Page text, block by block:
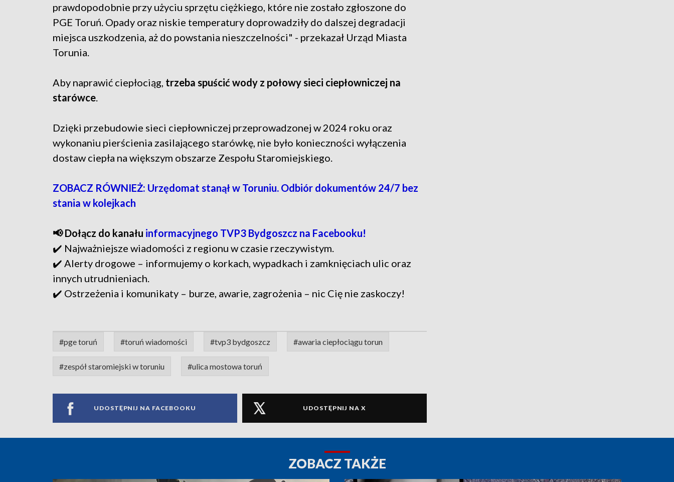
prawdopodobnie przy użyciu sprzętu ciężkiego, które nie zostało zgłoszone do
PGE Toruń. Opady oraz niskie temperatury doprowadziły do dalszej degradacji
miejsca uszkodzenia, aż do powstania nieszczelności" - przekazał Urząd Miasta
Torunia.
Aby naprawić ciepłociąg, trzeba spuścić wody z połowy sieci ciepłowniczej na
starówce
Dzięki przebudowie sieci ciepłowniczej przeprowadzonej w 2024 roku oraz
wykonaniu pierścienia zasilającego starówkę, nie było konieczności wyłączenia
dostaw ciepła na większym obszarze Zespołu Staromiejskiego.
ZOBACZ RÓWNIEŻ: Urzędomat stanął w Toruniu. Odbiór dokumentów 24/7 bez
stania w kolejkach
📢 Dołącz do kanału informacyjnego TVP3 Bydgoszcz na Facebooku!
✔️ Najważniejsze wiadomości z regionu w czasie rzeczywistym.
✔️ Alerty drogowe – informujemy o korkach, wypadkach i zamknięciach ulic oraz
innych utrudnieniach.
✔️ Ostrzeżenia i komunikaty – burze, awarie, zagrożenia – nic Cię nie zaskoczy!
#pge toruń #toruń wiadomości #tvp3 bydgoszcz #awaria ciepłociągu torun
#zespół staromiejski w toruniu #ulica mostowa toruń
UDOSTĘPNIJ NA FACEBOOKU UDOSTĘPNIJ NA X
ZOBACZ TAKŻE